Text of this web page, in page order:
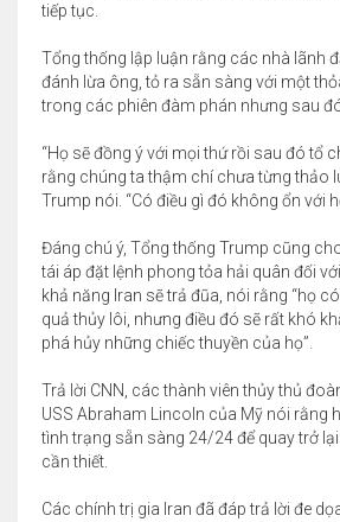
tiếp tục.
Tổng thống lập luận rằng các nhà lãnh
đánh lừa ông, tỏ ra sẵn sàng với một
trong các phiên đàm phán nhưng sau
“Họ sẽ đồng ý với mọi thứ rồi sau đó tổ
rằng chúng ta thậm chí chưa từng thảo
Trump nói. “Có điều gì đó không ổn với
Đáng chú ý, Tổng thống Trump cũng
tái áp đặt lệnh phong tỏa hải quân đối
khả năng Iran sẽ trả đũa, nói rằng “họ
quả thủy lôi, nhưng điều đó sẽ rất khó
phá hủy những chiếc thuyền của họ”.
Trả lời CNN, các thành viên thủy thủ
USS Abraham Lincoln của Mỹ nói rằng
tình trạng sẵn sàng 24/24 để quay trở
cần thiết.
Các chính trị gia Iran đã đáp trả lời đe